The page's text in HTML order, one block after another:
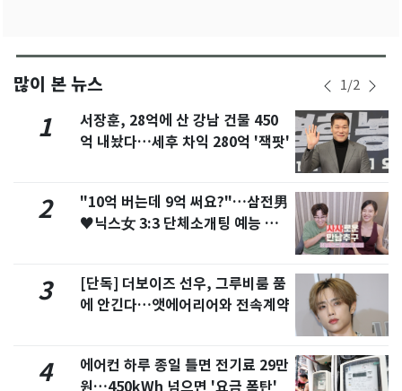
많이 본 뉴스 1/2
1
서장훈, 28억에 산 강남 건물 450
억 내놨다…세후 차익 280억 '잭팟'
2
"10억 버는데 9억 써요?"…삼전男
♥닉스女 3:3 단체소개팅 예능 화
3
[단독] 더보이즈 선우, 그루비룸 품
에 안긴다…앳에어리어와 전속계약
4
에어컨 하루 종일 틀면 전기료 29만